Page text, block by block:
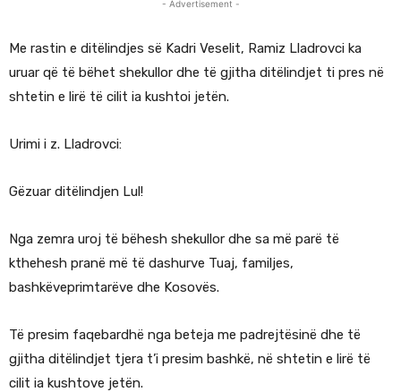
- Advertisement -
Me rastin e ditëlindjes së Kadri Veselit, Ramiz Lladrovci ka
uruar që të bëhet shekullor dhe të gjitha ditëlindjet ti pres në
shtetin e lirë të cilit ia kushtoi jetën.
Urimi i z. Lladrovci:
Gëzuar ditëlindjen Lul!
Nga zemra uroj të bëhesh shekullor dhe sa më parë të
kthehesh pranë më të dashurve Tuaj, familjes,
bashkëveprimtarëve dhe Kosovës.
Të presim faqebardhë nga beteja me padrejtësinë dhe të
gjitha ditëlindjet tjera t’i presim bashkë, në shtetin e lirë të
cilit ia kushtove jetën.